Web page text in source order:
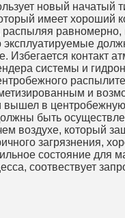
новый начатый
имеет хороший
распыляя
эксплуатируемые
Избегается контакт
системы и
и
вышел в
быть
воздухе, который
загрязнения,
состояние для
соотвествует